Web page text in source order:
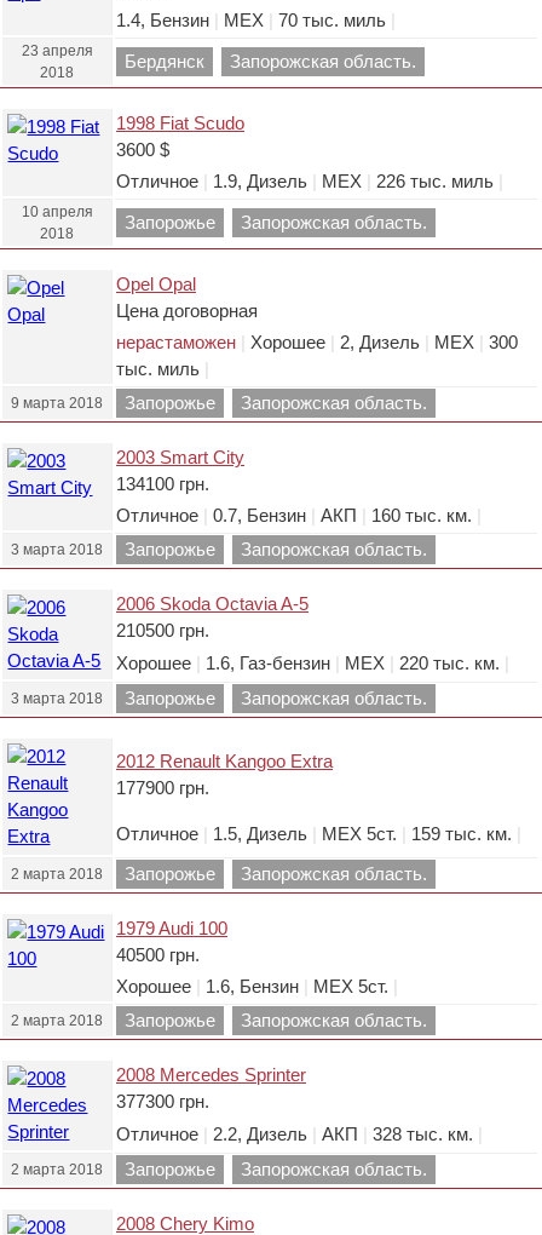
1.4, Бензин
МЕХ 70 тыс. миль
23 апреля
2018
Бердянск Запорожская область.
1998 Fiat Scudo
3600 $
Отличное
1.9, Дизель МЕХ 226 тыс. миль
10 апреля
2018
Запорожье Запорожская область.
Opel Opal
Цена договорная
нерастаможен
Хорошее 2, Дизель МЕХ
300
тыс. миль
9 марта 2018 Запорожье Запорожская область.
2003 Smart City
134100 грн.
Отличное
0.7, Бензин АКП 160 тыс. км.
3 марта 2018 Запорожье Запорожская область.
2006 Skoda Octavia A-5
210500 грн.
Хорошее
1.6, Газ-бензин МЕХ 220 тыс. км.
3 марта 2018 Запорожье Запорожская область.
2012 Renault Kangoo Extra
177900 грн.
Отличное 1.5, Дизель МЕХ 5ст. 159 тыс. км.
2 марта 2018 Запорожье Запорожская область.
1979 Audi 100
40500 грн.
Хорошее
1.6, Бензин МЕХ 5ст.
2 марта 2018 Запорожье Запорожская область.
2008 Mercedes Sprinter
377300 грн.
Отличное
2.2, Дизель АКП 328 тыс. км.
2 марта 2018 Запорожье Запорожская область.
2008 Chery Kimo